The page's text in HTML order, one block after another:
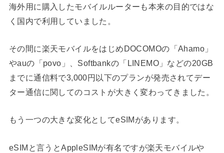
海外用に購入したモバイルルーターも本来の目的ではな
く国内で利用していました。
その間に楽天モバイルをはじめDOCOMOの「Ahamo」
やauの「povo」、Softbankの「LINEMO」などの20GB
までに通信料で3,000円以下のプランが発売されてデー
ター通信に関してのコストが大きく変わってきました。
もう一つの大きな変化としてeSIMがあります。
eSIMと言うとAppleSIMが有名ですが楽天モバイルや